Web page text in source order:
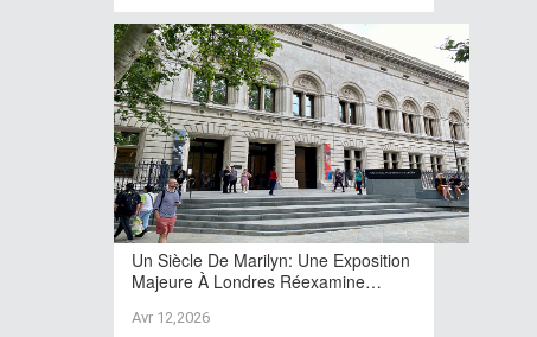
Un Siècle De Marilyn: Une Exposition
Majeure À Londres Réexamine…
Avr 12,2026